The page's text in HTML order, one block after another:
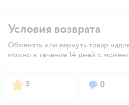
Условия возврата
Обменять или вернуть товар
можно в течение 14 дней с
Рейтинг:
5 Вопросов:
0